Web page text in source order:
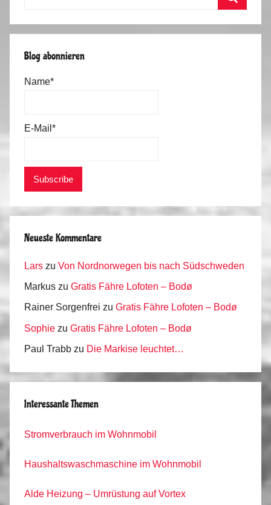
Blog abonnieren
Name*
E-Mail*
Neueste Kommentare
Lars zu Von Nordnorwegen bis nach Südschweden
Markus zu Gratis Fähre Lofoten – Bodø
Rainer Sorgenfrei zu Gratis Fähre Lofoten – Bodø
Sophie zu Gratis Fähre Lofoten – Bodø
Paul Trabb zu Die Markise leuchtet…
Interessante Themen
Stromverbrauch im Wohnmobil
Haushaltswaschmaschine im Wohnmobil
Alde Heizung – Umrüstung auf Vortex